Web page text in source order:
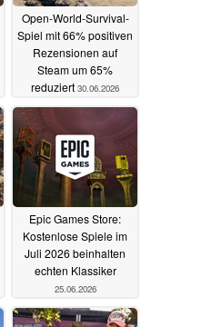
Open-World-Survival-
Spiel mit 66% positiven
Rezensionen auf
Steam um 65%
reduziert 30.06.2026
Epic Games Store:
Kostenlose Spiele im
Juli 2026 beinhalten
echten Klassiker
25.06.2026